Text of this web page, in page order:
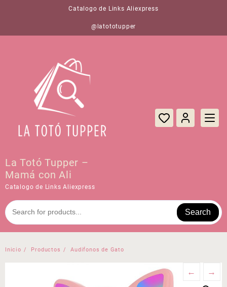
Catalogo de Links Aliexpress
@latototupper
La Totó Tupper –
Mamá con Ali
Catalogo de Links Aliexpress
Search
Inicio Productos Audifonos de Gato
← →